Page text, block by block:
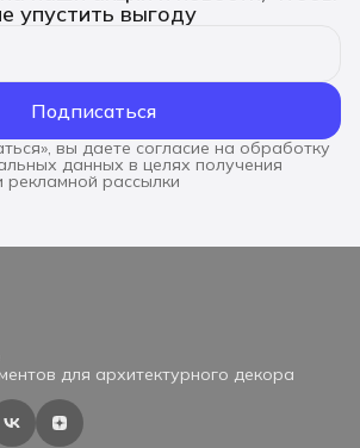
упустить выгоду
Подписаться
вы даете согласие на обработку
данных в целях получения
рассылки
для архитектурного декора